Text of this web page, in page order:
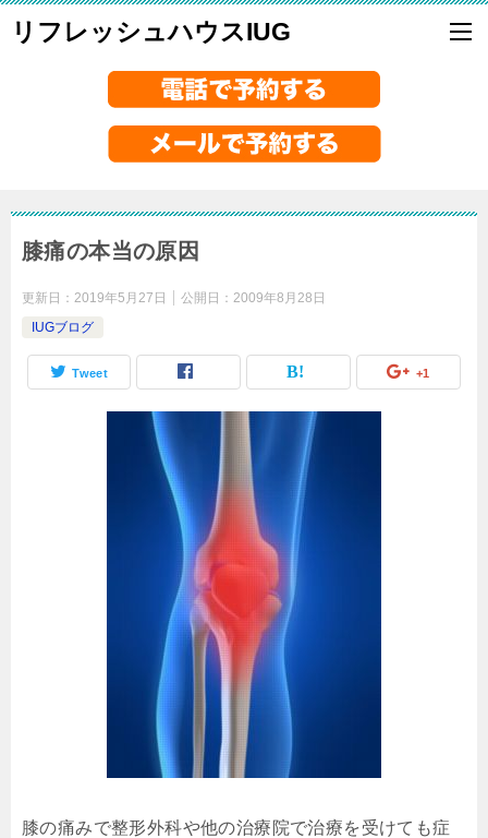
リフレッシュハウスIUG
膝痛の本当の原因
更新日： 2019年5月27日 公開日： 2009年8月28日
IUGブログ
Tweet +1
膝の痛みで整形外科や他の治療院で治療を受けても症